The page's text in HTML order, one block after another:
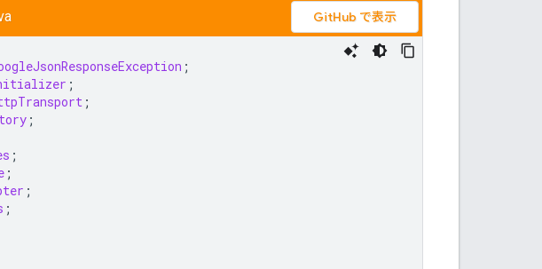
GitHub で表示
;
;
;
;
;
;
;
;